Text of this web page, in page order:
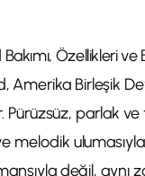
Özellikleri ve
Birleşik
Pürüzsüz, parlak
melodik
değil,